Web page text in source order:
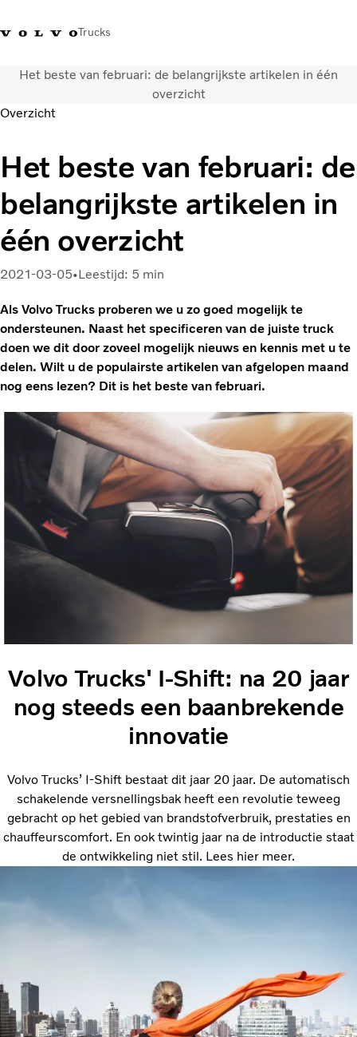
Trucks
ContactKennis vergrotenMerchandiseInloggenNederland
CO2-reductie
Trucks
Truck Builder
Services
Dealer locator
Nieuws
Over ons
Het beste van februari: de belangrijkste artikelen in één
overzicht
Overzicht
Het beste van februari: de
belangrijkste artikelen in
één overzicht
2021-03-05 Leestijd: 5 min
Als Volvo Trucks proberen we u zo goed mogelijk te
ondersteunen. Naast het specificeren van de juiste truck
doen we dit door zoveel mogelijk nieuws en kennis met u te
delen. Wilt u de populairste artikelen van afgelopen maand
nog eens lezen? Dit is het beste van februari.
Volvo Trucks' I-Shift: na 20 jaar
nog steeds een baanbrekende
innovatie
Volvo Trucks’ I-Shift bestaat dit jaar 20 jaar. De automatisch
schakelende versnellingsbak heeft een revolutie teweeg
gebracht op het gebied van brandstofverbruik, prestaties en
chauffeurscomfort. En ook twintig jaar na de introductie staat
de ontwikkeling niet stil. Lees hier meer.